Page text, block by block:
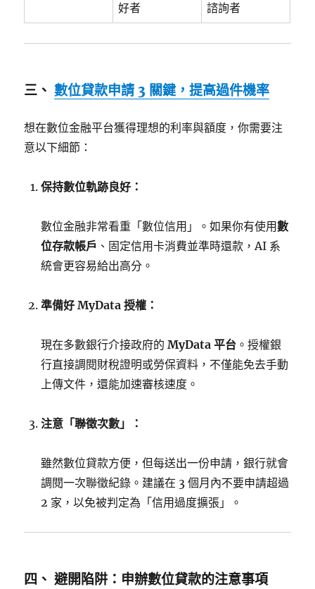
好者
諮詢者
三、數位貸款申請 3 關鍵，提高過件機率
想在數位金融平台獲得理想的利率與額度，你需要注
意以下細節：
保持數位軌跡良好：
數位金融非常看重「數位信用」。如果你有使用數
位存款帳戶 、固定信用卡消費並準時還款，AI 系
統會更容易給出高分。
準備好 MyData 授權：
現在多數銀行介接政府的MyData 平台 。授權銀
行直接調閱財稅證明或勞保資料，不僅能免去手動
上傳文件，還能加速審核速度。
注意「聯徵次數」：
雖然數位貸款方便，但每送出一份申請，銀行就會
調閱一次聯徵紀錄。建議在 3 個月內不要申請超過
2 家，以免被判定為「信用過度擴張」。
四、 避開陷阱：申辦數位貸款的注意事項